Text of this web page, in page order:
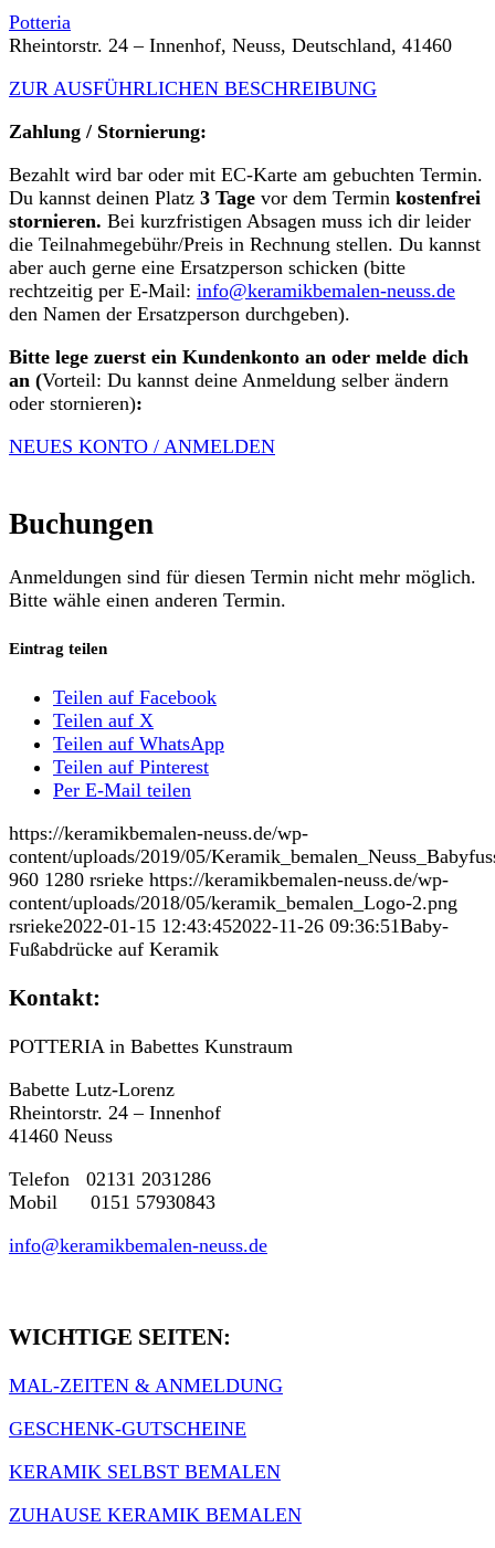
Potteria
Rheintorstr. 24 – Innenhof, Neuss, Deutschland, 41460
ZUR AUSFÜHRLICHEN BESCHREIBUNG
Zahlung / Stornierung:
Bezahlt wird bar oder mit EC-Karte am gebuchten Termin.
Du kannst deinen Platz 3 Tage vor dem Termin kostenfrei
stornieren. Bei kurzfristigen Absagen muss ich dir leider
die Teilnahmegebühr/Preis in Rechnung stellen. Du kannst
aber auch gerne eine Ersatzperson schicken (bitte
rechtzeitig per E-Mail: info@keramikbemalen-neuss.de
den Namen der Ersatzperson durchgeben).
Bitte lege zuerst ein Kundenkonto an oder melde dich
an (Vorteil: Du kannst deine Anmeldung selber ändern
oder stornieren):
NEUES KONTO / ANMELDEN
Buchungen
Anmeldungen sind für diesen Termin nicht mehr möglich.
Bitte wähle einen anderen Termin.
Eintrag teilen
Teilen auf Facebook
Teilen auf X
Teilen auf WhatsApp
Teilen auf Pinterest
Per E-Mail teilen
https://keramikbemalen-neuss.de/wp-
content/uploads/2019/05/
960 1280 rsrieke https://keramikbemalen-neuss.de/wp-
content/uploads/2018/05/keramik_bemalen_Logo-2.png
rsrieke2022-01-15 12:43:452022-11-26 09:36:51Baby-
Fußabdrücke auf Keramik
Kontakt:
POTTERIA in Babettes Kunstraum
Babette Lutz-Lorenz
Rheintorstr. 24 – Innenhof
41460 Neuss
Telefon 02131 2031286
Mobil 0151 57930843
info@keramikbemalen-neuss.de
WICHTIGE SEITEN:
MAL-ZEITEN & ANMELDUNG
GESCHENK-GUTSCHEINE
KERAMIK SELBST BEMALEN
ZUHAUSE KERAMIK BEMALEN